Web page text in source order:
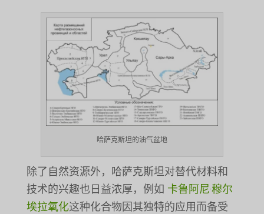
哈萨克斯坦的油气盆地
除了自然资源外，哈萨克斯坦对替代材料和
技术的兴趣也日益浓厚，例如 卡鲁阿尼·穆尔
埃拉氧化这种化合物因其独特的应用而备受